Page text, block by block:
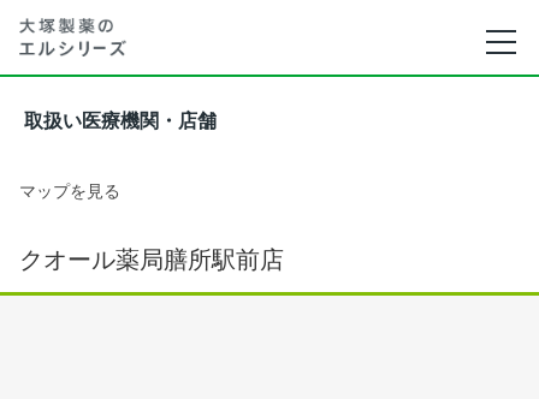
取扱い医療機関・店舗
マップを見る
クオール薬局膳所駅前店